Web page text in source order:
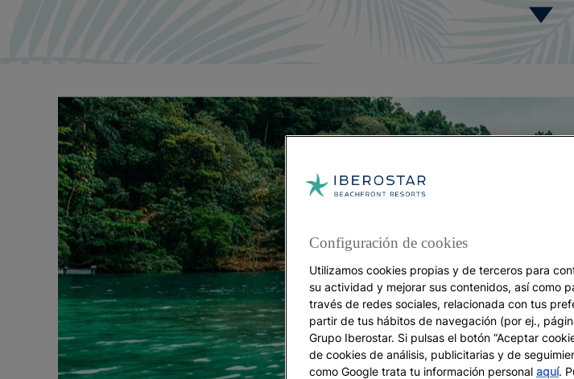
Jamaica en pareja:
Cascadas naturales,
bambú, interminables
rasta...
Leer más
Configuración de cookies
Utilizamos cookies propias y de terceros para
su actividad y mejorar sus contenidos, así como
través de redes sociales, relacionada con tus
partir de tus hábitos de navegación (por ej.,
Grupo Iberostar. Si pulsas el botón “Aceptar
de cookies de análisis, publicitarias y de
como Google trata tu información personal aquí.